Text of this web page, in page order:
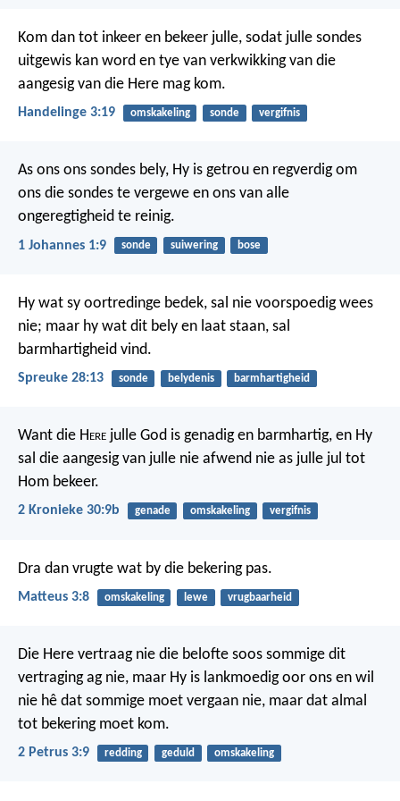
Kom dan tot inkeer en bekeer julle, sodat julle sondes
uitgewis kan word en tye van verkwikking van die
aangesig van die Here mag kom.
Handelinge 3:19 omskakeling sonde vergifnis
As ons ons sondes bely, Hy is getrou en regverdig om
ons die sondes te vergewe en ons van alle
ongeregtigheid te reinig.
1 Johannes 1:9 sonde suiwering bose
Hy wat sy oortredinge bedek, sal nie voorspoedig wees
nie; maar hy wat dit bely en laat staan, sal
barmhartigheid vind.
Spreuke 28:13 sonde belydenis barmhartigheid
Want die Here julle God is genadig en barmhartig, en Hy
sal die aangesig van julle nie afwend nie as julle jul tot
Hom bekeer.
2 Kronieke 30:9b genade omskakeling vergifnis
Dra dan vrugte wat by die bekering pas.
Matteus 3:8 omskakeling lewe vrugbaarheid
Die Here vertraag nie die belofte soos sommige dit
vertraging ag nie, maar Hy is lankmoedig oor ons en wil
nie hê dat sommige moet vergaan nie, maar dat almal
tot bekering moet kom.
2 Petrus 3:9 redding geduld omskakeling